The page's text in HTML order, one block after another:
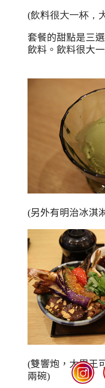
(飲料很大一杯，
套餐的甜點是三
飲料。飲料很大
(另外有明治冰淇
(雙響炮，大胃王
兩碗)